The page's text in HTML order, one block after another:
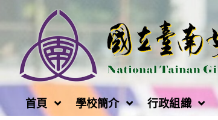
轉
至
容
首頁 學校簡介 行政組織